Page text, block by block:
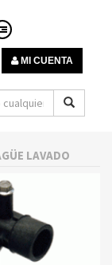
MI CUENTA
LAVADO